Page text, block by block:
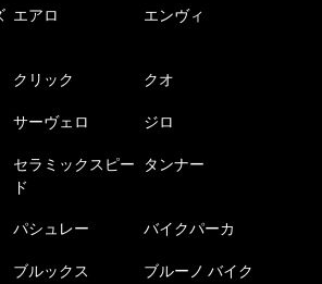
エアロ エンヴィ
クリック クオ
サーヴェロ ジロ
セラミックスピー
ド
タンナー
パシュレー バイクパーカ
ブルックス ブルーノ バイク